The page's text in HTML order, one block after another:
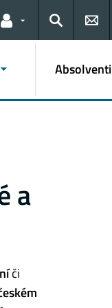
Odkazy pro uživatele
Hledat
Absolventi
a
či